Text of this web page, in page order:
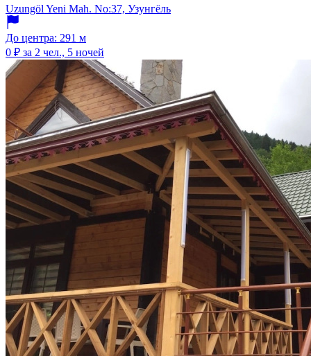
Uzungöl Yeni Mah. No:37, Узунгёль
До центра: 291 м
0 ₽ за 2 чел., 5 ночей